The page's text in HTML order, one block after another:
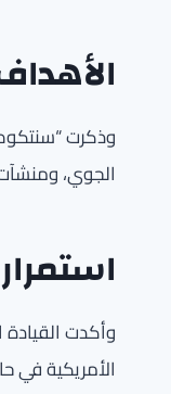
وذكرت
الجوي، ومنشآت
وأكدت
الأمريكية في